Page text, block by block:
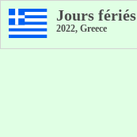
Jours fériés
2022, Greece